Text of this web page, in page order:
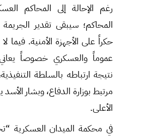
رغم الإحالة إلى المحاكم
المحاكم؛ سيبقى تقدير
حكراً على الأجهزة الأمنية. فيما
عموماً والعسكري خصوصاً
نتيجة ارتباطه بالسلطة
مرتبط بوزارة الدفاع، وبشار
الأعلى.
في محكمة الميدان العسكرية